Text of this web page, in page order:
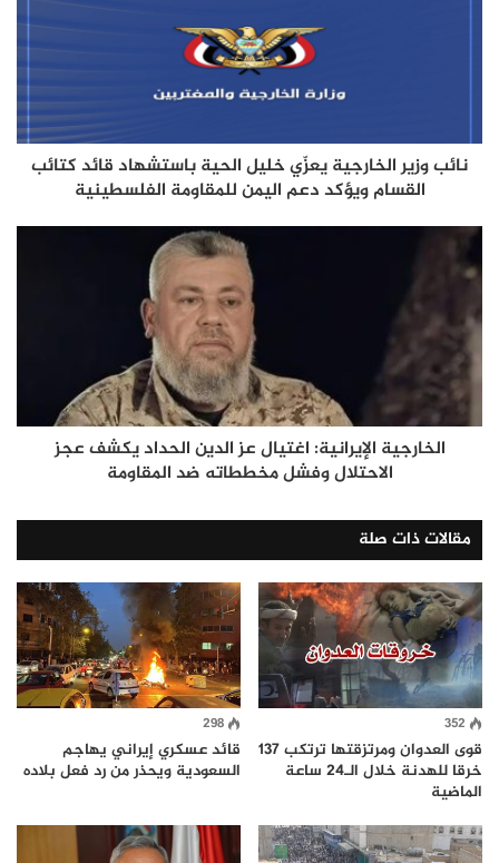
نائب وزير الخارجية يعزّي خليل الحية باستشهاد قائد كتائب
القسام ويؤكد دعم اليمن للمقاومة الفلسطينية
الخارجية الإيرانية: اغتيال عز الدين الحداد يكشف عجز
الاحتلال وفشل مخططاته ضد المقاومة
مقالات ذات صلة
352
قوى العدوان ومرتزقتها ترتكب 137
خرقا للهدنة خلال الـ24 ساعة
الماضية
298
قائد عسكري إيراني يهاجم
السعودية ويحذر من رد فعل بلاده